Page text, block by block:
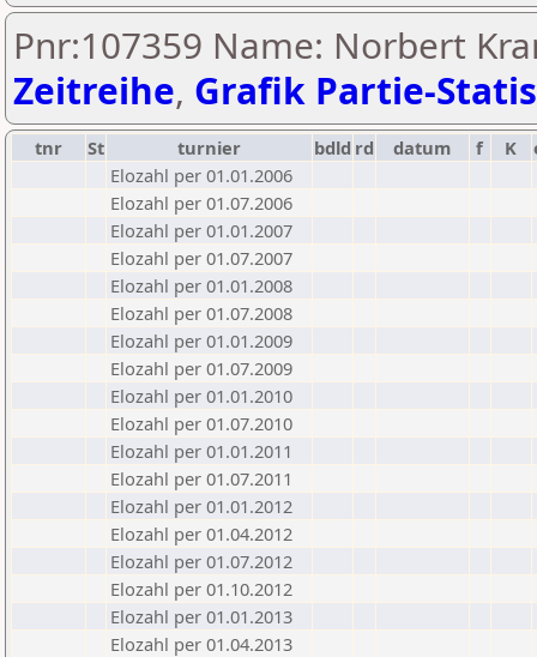
Pnr:107359 Name: Norbert
Zeitreihe, Grafik Partie-
tnr St turnier bdld rd datum f K
Elozahl per 01.01.2006
Elozahl per 01.07.2006
Elozahl per 01.01.2007
Elozahl per 01.07.2007
Elozahl per 01.01.2008
Elozahl per 01.07.2008
Elozahl per 01.01.2009
Elozahl per 01.07.2009
Elozahl per 01.01.2010
Elozahl per 01.07.2010
Elozahl per 01.01.2011
Elozahl per 01.07.2011
Elozahl per 01.01.2012
Elozahl per 01.04.2012
Elozahl per 01.07.2012
Elozahl per 01.10.2012
Elozahl per 01.01.2013
Elozahl per 01.04.2013